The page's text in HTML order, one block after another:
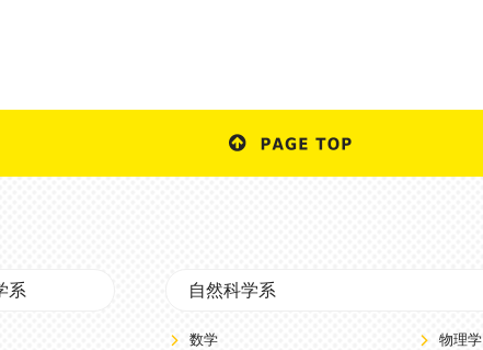
系 自然科学系
数学 物理学